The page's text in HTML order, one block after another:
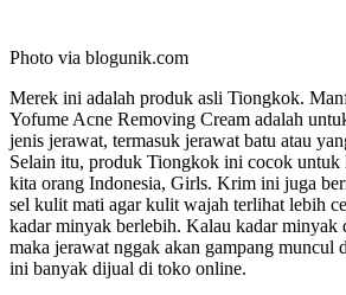
Photo via blogunik.com
Merek ini adalah produk asli Tiongkok.
Yofume Acne Removing Cream adalah
jenis jerawat, termasuk jerawat batu atau
Selain itu, produk Tiongkok ini cocok
kita orang Indonesia, Girls. Krim ini juga
sel kulit mati agar kulit wajah terlihat lebih
kadar minyak berlebih. Kalau kadar minyak
maka jerawat nggak akan gampang muncul
ini banyak dijual di toko online.